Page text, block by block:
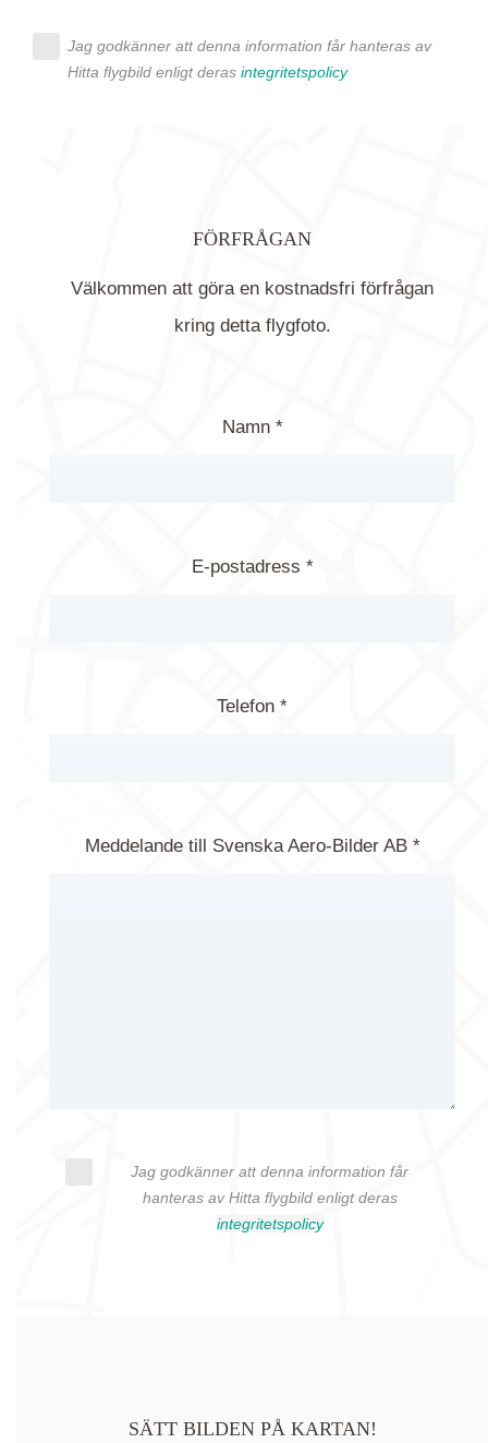
Jag godkänner att denna information får hanteras av
Hitta flygbild enligt deras integritetspolicy
FÖRFRÅGAN
Välkommen att göra en kostnadsfri förfrågan
kring detta flygfoto.
Namn *
E-postadress *
Telefon *
Meddelande till Svenska Aero-Bilder AB *
Jag godkänner att denna information får
hanteras av Hitta flygbild enligt deras
integritetspolicy
SÄTT BILDEN PÅ KARTAN!